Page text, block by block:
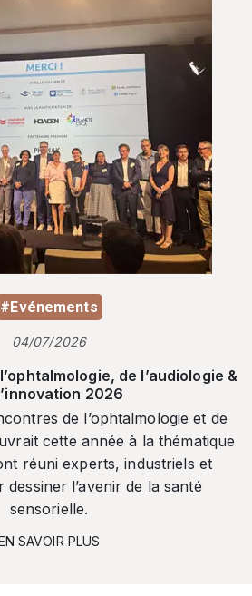
#Evénements
04/07/2026
de l’audiologie &
2026
de l’ophtalmologie et de
cette année à la thématique
réuni experts, industriels et
l’avenir de la santé
sensorielle.
SAVOIR PLUS